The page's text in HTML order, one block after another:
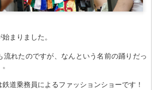
まりました。
流れたのですが、なんという名前の踊りだっ
道乗務員によるファッションショーです！